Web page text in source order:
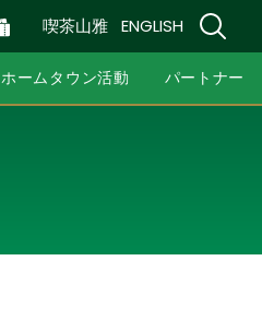
喫茶山雅 ENGLISH
ホームタウン活動 パートナー